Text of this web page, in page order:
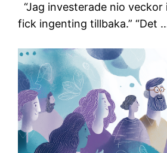
“Jag investerade nio
fick ingenting tillbaka.” “Det